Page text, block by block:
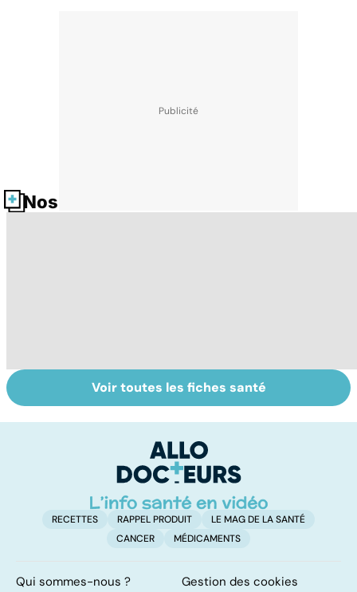
Nos fiches santé
Douleur : vers
une meilleure
Se débarrasser
de ses phobies
Voir toutes les fiches santé
RECETTES RAPPEL PRODUIT
LE MAG DE LA SANTÉ
CANCER
MÉDICAMENTS
Qui sommes-nous ? Gestion des cookies